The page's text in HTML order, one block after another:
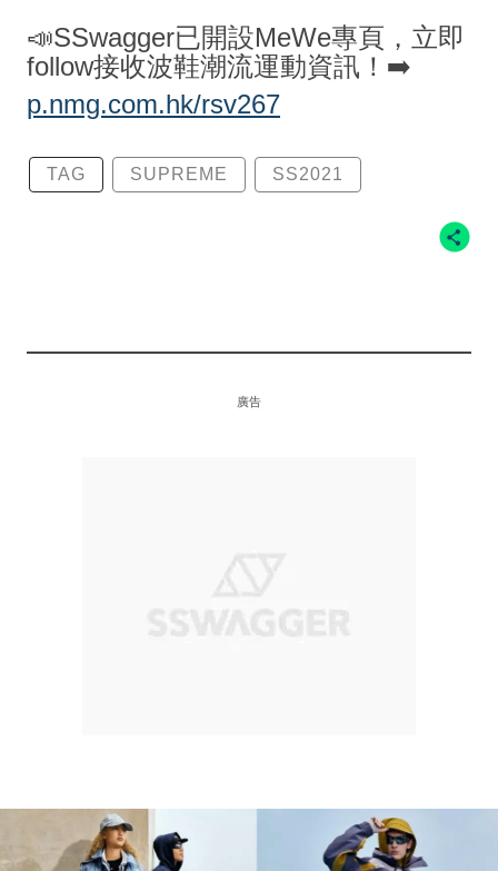
📣SSwagger已開設MeWe專頁，立即
follow接收波鞋潮流運動資訊！➡️
p.nmg.com.hk/rsv267
TAG SUPREME SS2021
廣告